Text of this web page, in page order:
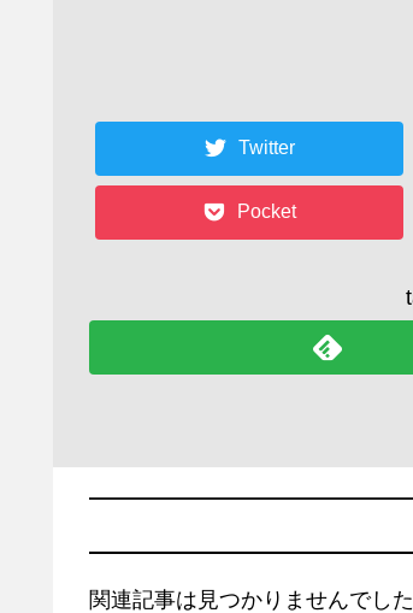
Twitter
Pocket
関連記事は見つかりませんでした